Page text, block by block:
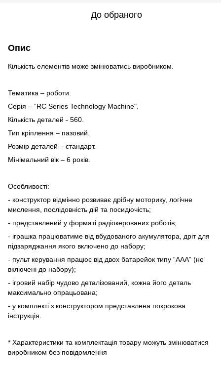
До обраного
Опис
Кількість елементів може змінюватись виробником.
Тематика – роботи.
Серія – “RC Series Technology Machine".
Кількість деталей - 560.
Тип кріплення – пазовий.
Розмір деталей – стандарт.
Мінімальний вік – 6 років.
Особливості:
- конструктор відмінно розвиває дрібну моторику, логічне
мислення, послідовність дій та посидючість;
- представлений у форматі радіокерованих роботів;
- іграшка працюватиме від вбудованого акумулятора, дріт для
підзаряджання якого включено до набору;
- пульт керування працює від двох батарейок типу “ААА” (не
включені до набору);
- ігровий набір чудово деталізований, кожна його деталь
максимально опрацьована;
- у комплекті з конструктором представлена покрокова
інструкція.
* Характеристики та комплектація товару можуть змінюватися
виробником без повідомлення